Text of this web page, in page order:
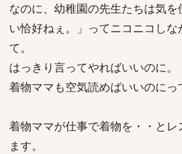
なのに、幼稚園の先生たちは気
い恰好ねぇ。」ってニコニコし
て。
はっきり言ってやればいいのに。
着物ママも空気読めばいいのにっ
着物ママが仕事で着物を・・と
ます。